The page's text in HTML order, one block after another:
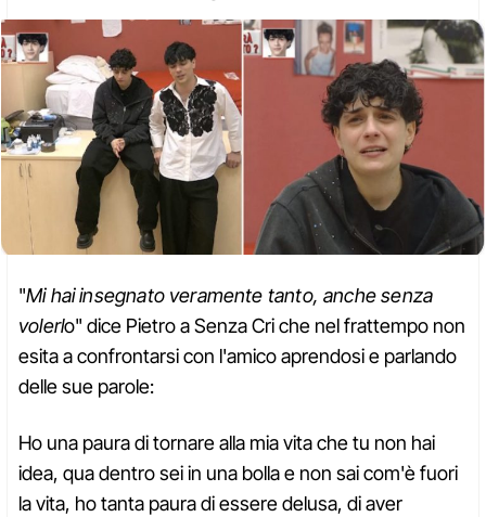
"Mi hai insegnato veramente tanto, anche senza
volerlo" dice Pietro a Senza Cri che nel frattempo non
esita a confrontarsi con l'amico aprendosi e parlando
delle sue parole:
Ho una paura di tornare alla mia vita che tu non hai
idea, qua dentro sei in una bolla e non sai com'è fuori
la vita, ho tanta paura di essere delusa, di aver